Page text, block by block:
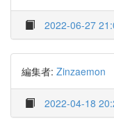
2022-06-27
編集者: Zinzaemon
2022-04-18